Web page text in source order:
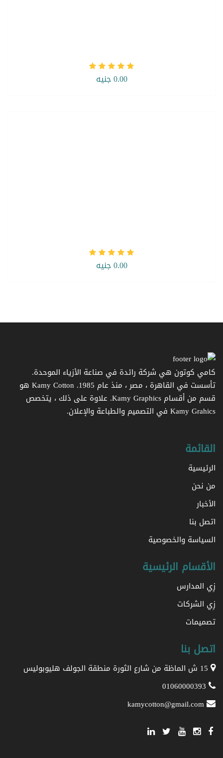
0.00 جنيه
0.00 جنيه
كامي كوتون هي شركة رائدة في صناعة الأزياء الموحدة.
تأسست في القاهرة ، مصر ، منذ عام 1985. Kamy Cotton هو
قسم من أقسام Kamy Graphics. علاوة على ذلك ، يتخصص
Kamy Grahics في التصميم والطباعة والإعلان.
القائمة
الرئيسية
من نحن
الأخبار
اتصل بنا
السياسة والخصوصية
الأقسام الرئيسية
زِي المدارس
زِي الشركات
تصميمات
اتصل بنا